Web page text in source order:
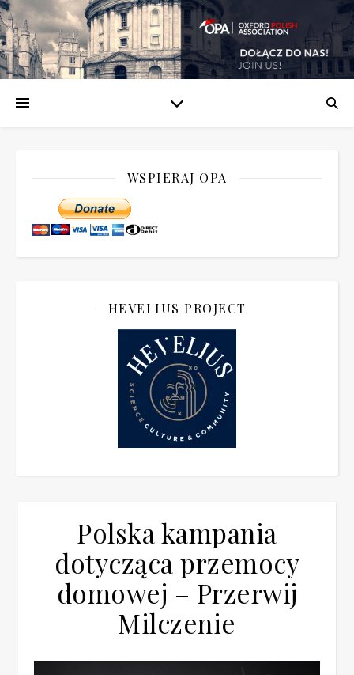
WSPIERAJ OPA
HEVELIUS PROJECT
Polska kampania
dotycząca przemocy
domowej – Przerwij
Milczenie